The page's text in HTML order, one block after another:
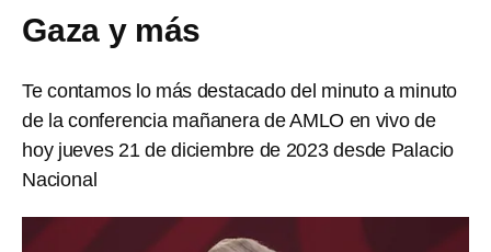
Gaza y más
Te contamos lo más destacado del minuto a minuto
de la conferencia mañanera de AMLO en vivo de
hoy jueves 21 de diciembre de 2023 desde Palacio
Nacional